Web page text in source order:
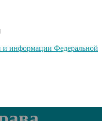
и информации Федеральной